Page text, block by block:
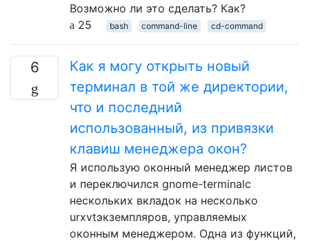
Возможно ли это сделать? Как?
25
bash command-line cd-command
6
Как я могу открыть новый
терминал в той же директории,
что и последний
использованный, из привязки
клавиш менеджера окон?
Я использую оконный менеджер листов
и переключился gnome-terminalс
нескольких вкладок на несколько
urxvtэкземпляров, управляемых
оконным менеджером. Одна из функций,